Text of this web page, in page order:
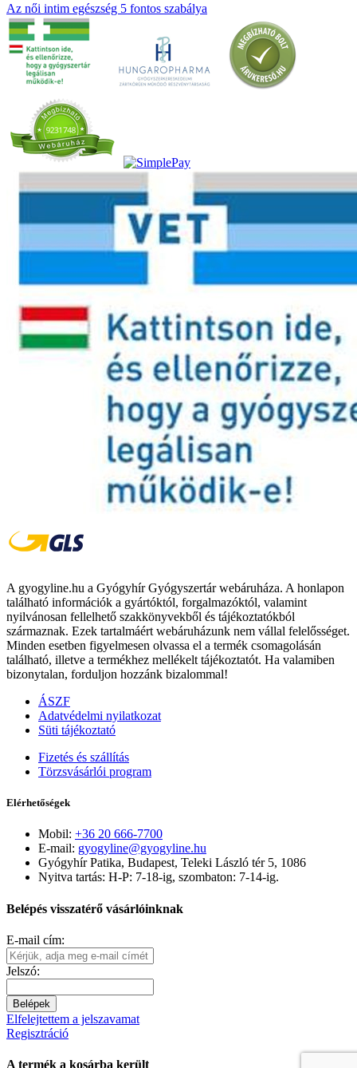
Az női intim egészség 5 fontos szabálya
A gyogyline.hu a Gyógyhír Gyógyszertár webáruháza. A honlapon
található információk a gyártóktól, forgalmazóktól, valamint
nyilvánosan fellelhető szakkönyvekből és tájékoztatókból
származnak. Ezek tartalmáért webáruházunk nem vállal felelősséget.
Minden esetben figyelmesen olvassa el a termék csomagolásán
található, illetve a termékhez mellékelt tájékoztatót. Ha valamiben
bizonytalan, forduljon hozzánk bizalommal!
ÁSZF
Adatvédelmi nyilatkozat
Süti tájékoztató
Fizetés és szállítás
Törzsvásárlói program
Elérhetőségek
Mobil: +36 20 666-7700
E-mail: gyogyline@gyogyline.hu
Gyógyhír Patika, Budapest, Teleki László tér 5, 1086
Nyitva tartás: H-P: 7-18-ig, szombaton: 7-14-ig.
Belépés visszatérő vásárlóinknak
E-mail cím:
Jelszó:
Belépek
Elfelejtettem a jelszavamat
Regisztráció
A termék a kosárba került